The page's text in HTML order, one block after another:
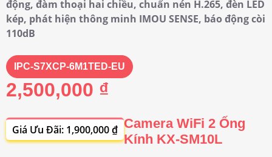
động, đàm thoại hai chiều, chuẩn nén H.265, đèn LED
kép, phát hiện thông minh IMOU SENSE, báo động còi
110dB
IPC-S7XCP-6M1TED-EU
2,500,000 ₫
Giá Ưu Đãi: 1,900,000 ₫ Camera WiFi 2 Ống
Kính KX-SM10L